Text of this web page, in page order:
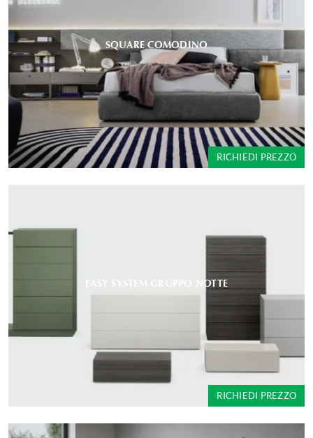
SQUARE COMODINO
RICHIEDI PREZZO
EASY SYSTEM GRUPPO NOTTE
RICHIEDI PREZZO